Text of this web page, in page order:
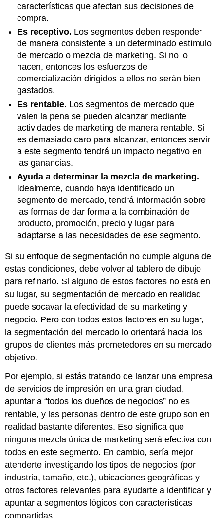
características que afectan sus decisiones de
compra.
Es receptivo. Los segmentos deben responder
de manera consistente a un determinado estímulo
de mercado o mezcla de marketing. Si no lo
hacen, entonces los esfuerzos de
comercialización dirigidos a ellos no serán bien
gastados.
Es rentable. Los segmentos de mercado que
valen la pena se pueden alcanzar mediante
actividades de marketing de manera rentable. Si
es demasiado caro para alcanzar, entonces servir
a este segmento tendrá un impacto negativo en
las ganancias.
Ayuda a determinar la mezcla de marketing.
Idealmente, cuando haya identificado un
segmento de mercado, tendrá información sobre
las formas de dar forma a la combinación de
producto, promoción, precio y lugar para
adaptarse a las necesidades de ese segmento.
Si su enfoque de segmentación no cumple alguna de
estas condiciones, debe volver al tablero de dibujo
para refinarlo. Si alguno de estos factores no está en
su lugar, su segmentación de mercado en realidad
puede socavar la efectividad de su marketing y
negocio. Pero con todos estos factores en su lugar,
la segmentación del mercado lo orientará hacia los
grupos de clientes más prometedores en su mercado
objetivo.
Por ejemplo, si estás tratando de lanzar una empresa
de servicios de impresión en una gran ciudad,
apuntar a “todos los dueños de negocios” no es
rentable, y las personas dentro de este grupo son en
realidad bastante diferentes. Eso significa que
ninguna mezcla única de marketing será efectiva con
todos en este segmento. En cambio, sería mejor
atenderte investigando los tipos de negocios (por
industria, tamaño, etc.), ubicaciones geográficas y
otros factores relevantes para ayudarte a identificar y
apuntar a segmentos lógicos con características
compartidas.